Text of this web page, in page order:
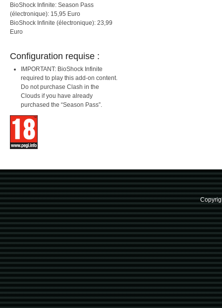
BioShock Infinite: Season Pass
(électronique): 15,95 Euro
BioShock Infinite (électronique): 23,99
Euro
Configuration requise :
IMPORTANT: BioShock Infinite
required to play this add-on content.
Do not purchase Clash in the
Clouds if you have already
purchased the “Season Pass”.